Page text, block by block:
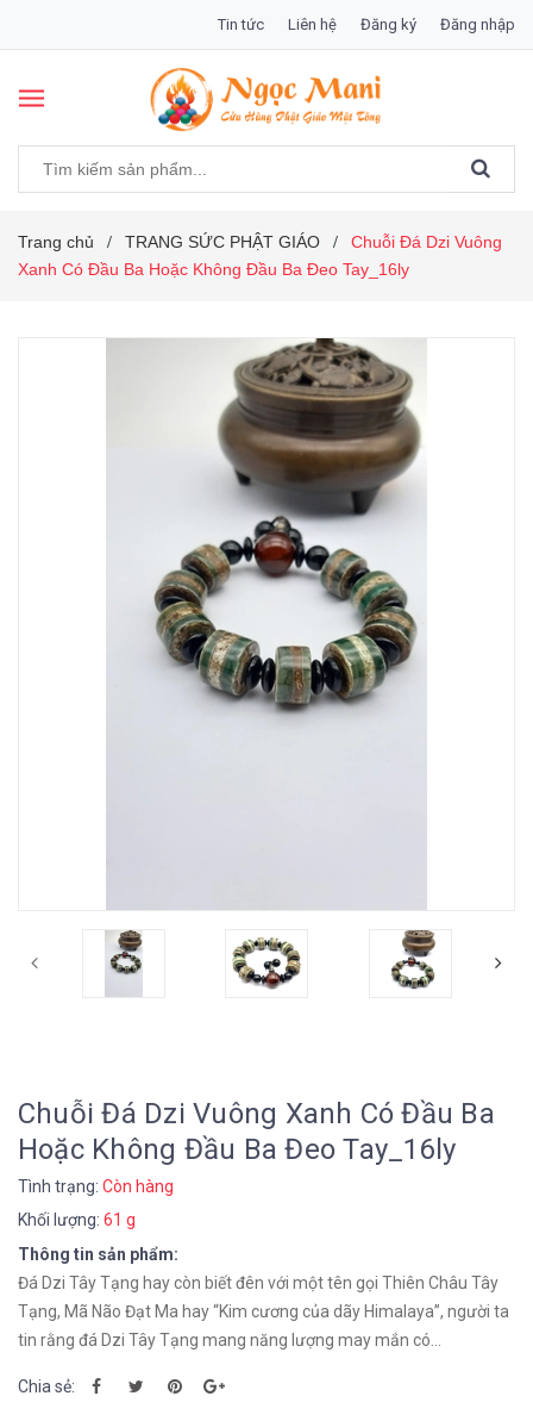
Tin tức Liên hệ Đăng ký Đăng nhập
Trang chủ / TRANG SỨC PHẬT GIÁO /
Chuỗi Đá Dzi Vuông
Xanh Có Đầu Ba Hoặc Không Đầu Ba Đeo Tay_16ly
Chuỗi Đá Dzi Vuông Xanh Có Đầu Ba
Hoặc Không Đầu Ba Đeo Tay_16ly
Tình trạng: Còn hàng
Khối lượng: 61 g
Thông tin sản phẩm:
Đá Dzi Tây Tạng hay còn biết đên với một tên gọi Thiên Châu Tây
Tạng, Mã Não Đạt Ma hay “Kim cương của dãy Himalaya”, người ta
tin rằng đá Dzi Tây Tạng mang năng lượng may mắn có...
Chia sẻ: